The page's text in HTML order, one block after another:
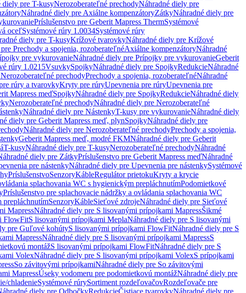
diely pre T-kusyNerozoberateľné prechodyNáhradné diely pre
Náhradné diely pre Axiálne kompenzátoryZátkyNáhradné diely pre
Príslušenstvo pre Geberit Mapress ThermSystémové
oceľSystémové rúry 1.0034Systémové rúry
diely pre T-kusyKrížové tvarovkyNáhradné diely pre Krížové
Prechody a spojenia, rozoberateľnéAxiálne kompenzátoryNáhradné
pre vykurovanieNáhradné diely pre Prípojky pre vykurovanieGeberit
rúry 1.0215VsuvkySpojkyNáhradné diely pre SpojkyRedukcieNáhradné
prechodyPrechody a spojenia, rozoberateľnéNáhradné
rúry a tvarovkyKryty pre rúryUpevnenia pre rúryUpevnenia pre
Mapress meďSpojkyNáhradné diely pre SpojkyRedukcieNáhradné diely
Nerozoberateľné prechodyNáhradné diely pre Nerozoberateľné
Náhradné diely pre NástenkyT-kusy pre vykurovanieNáhradné diely
diely pre Geberit Mapress meď, plynSpojkyNáhradné diely pre
Náhradné diely pre Nerozoberateľné prechodyPrechody a spojenia,
Geberit Mapress meď, modré FKMNáhradné diely pre Geberit
T-kusyNáhradné diely pre T-kusyNerozoberateľné prechodyNáhradné
diely pre ZátkyPríslušenstvo pre Geberit Mapress meďNáhradné
pre nástenkyNáhradné diely pre Upevnenia pre nástenkySystémové
PríslušenstvoSenzoryKábleRegulátor prietokuKryty a krycie
splachovania WC s hygienickým prepláchnutímPodomietkové
Príslušenstvo pre splachovacie nádržky a ovládania splachovania WC
prepláchnutímSenzoryKábleSieťové zdrojeNáhradné diely pre Sieťové
MapressNáhradné diely pre S lisovanými prípojkami MapressŠikmé
FlowFitS lisovanými prípojkami MeplaNáhradné diely pre S lisovanými
pre Guľové kohútyS lisovanými prípojkami FlowFitNáhradné diely pre S
MapressNáhradné diely pre S lisovanými prípojkami MapressS
montážS lisovanými prípojkami FlowFitNáhradné diely pre S
VolexNáhradné diely pre S lisovanými prípojkami VolexS prípojkami
So závitovými prípojkamiNáhradné diely pre So závitovými
MapressÚseky vodomeru pre podomietkovú montážNáhradné diely pre
chladenieSystémové rúrySortiment rozdeľovačovRozdeľovače pre
diely pre OdbočkyRedukcieČistiace tvarovkyNáhradné diely pre